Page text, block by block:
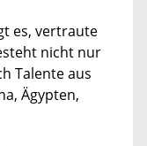
es, vertraute
nicht nur
Talente aus
Ägypten,